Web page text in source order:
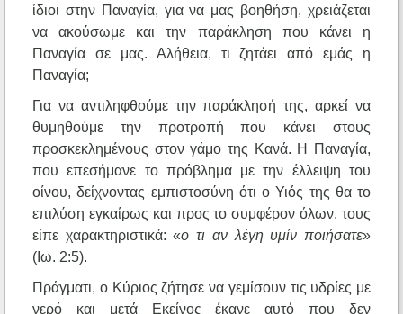
ίδιοι στην Παναγία, για να μας βοηθήση, χρειάζεται
να ακούσωμε και την παράκληση που κάνει η
Παναγία σε μας. Αλήθεια, τι ζητάει από εμάς η
Παναγία;
Για να αντιληφθούμε την παράκλησή της, αρκεί να
θυμηθούμε την προτροπή που κάνει στους
προσκεκλημένους στον γάμο της Κανά. Η Παναγία,
που επεσήμανε το πρόβλημα με την έλλειψη του
οίνου, δείχνοντας εμπιστοσύνη ότι ο Υιός της θα το
επιλύση εγκαίρως και προς το συμφέρον όλων, τους
είπε χαρακτηριστικά: «ο τι αν λέγη υμίν ποιήσατε»
(Ιω. 2:5).
Πράγματι, ο Κύριος ζήτησε να γεμίσουν τις υδρίες με
νερό και μετά Εκείνος έκανε αυτό που δεν